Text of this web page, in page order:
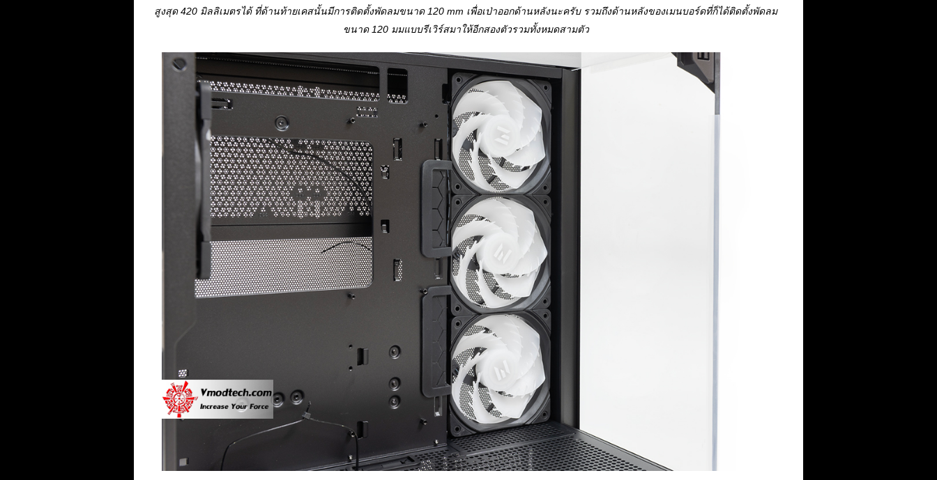
สูงสุด 420 มิลลิเมตรได้ ที่ด้านท้ายเคสนั้นมีการติดตั้งพัดลมขนาด 120 mm เพื่อเป่าออกด้านหลังนะครับ รวมถึงด้านหลังของเมนบอร์ดที่ก็ได้ติดตั้งพัดลม
ขนาด 120 มมแบบรีเวิร์สมาให้อีกสองตัวรวมทั้งหมดสามตัว